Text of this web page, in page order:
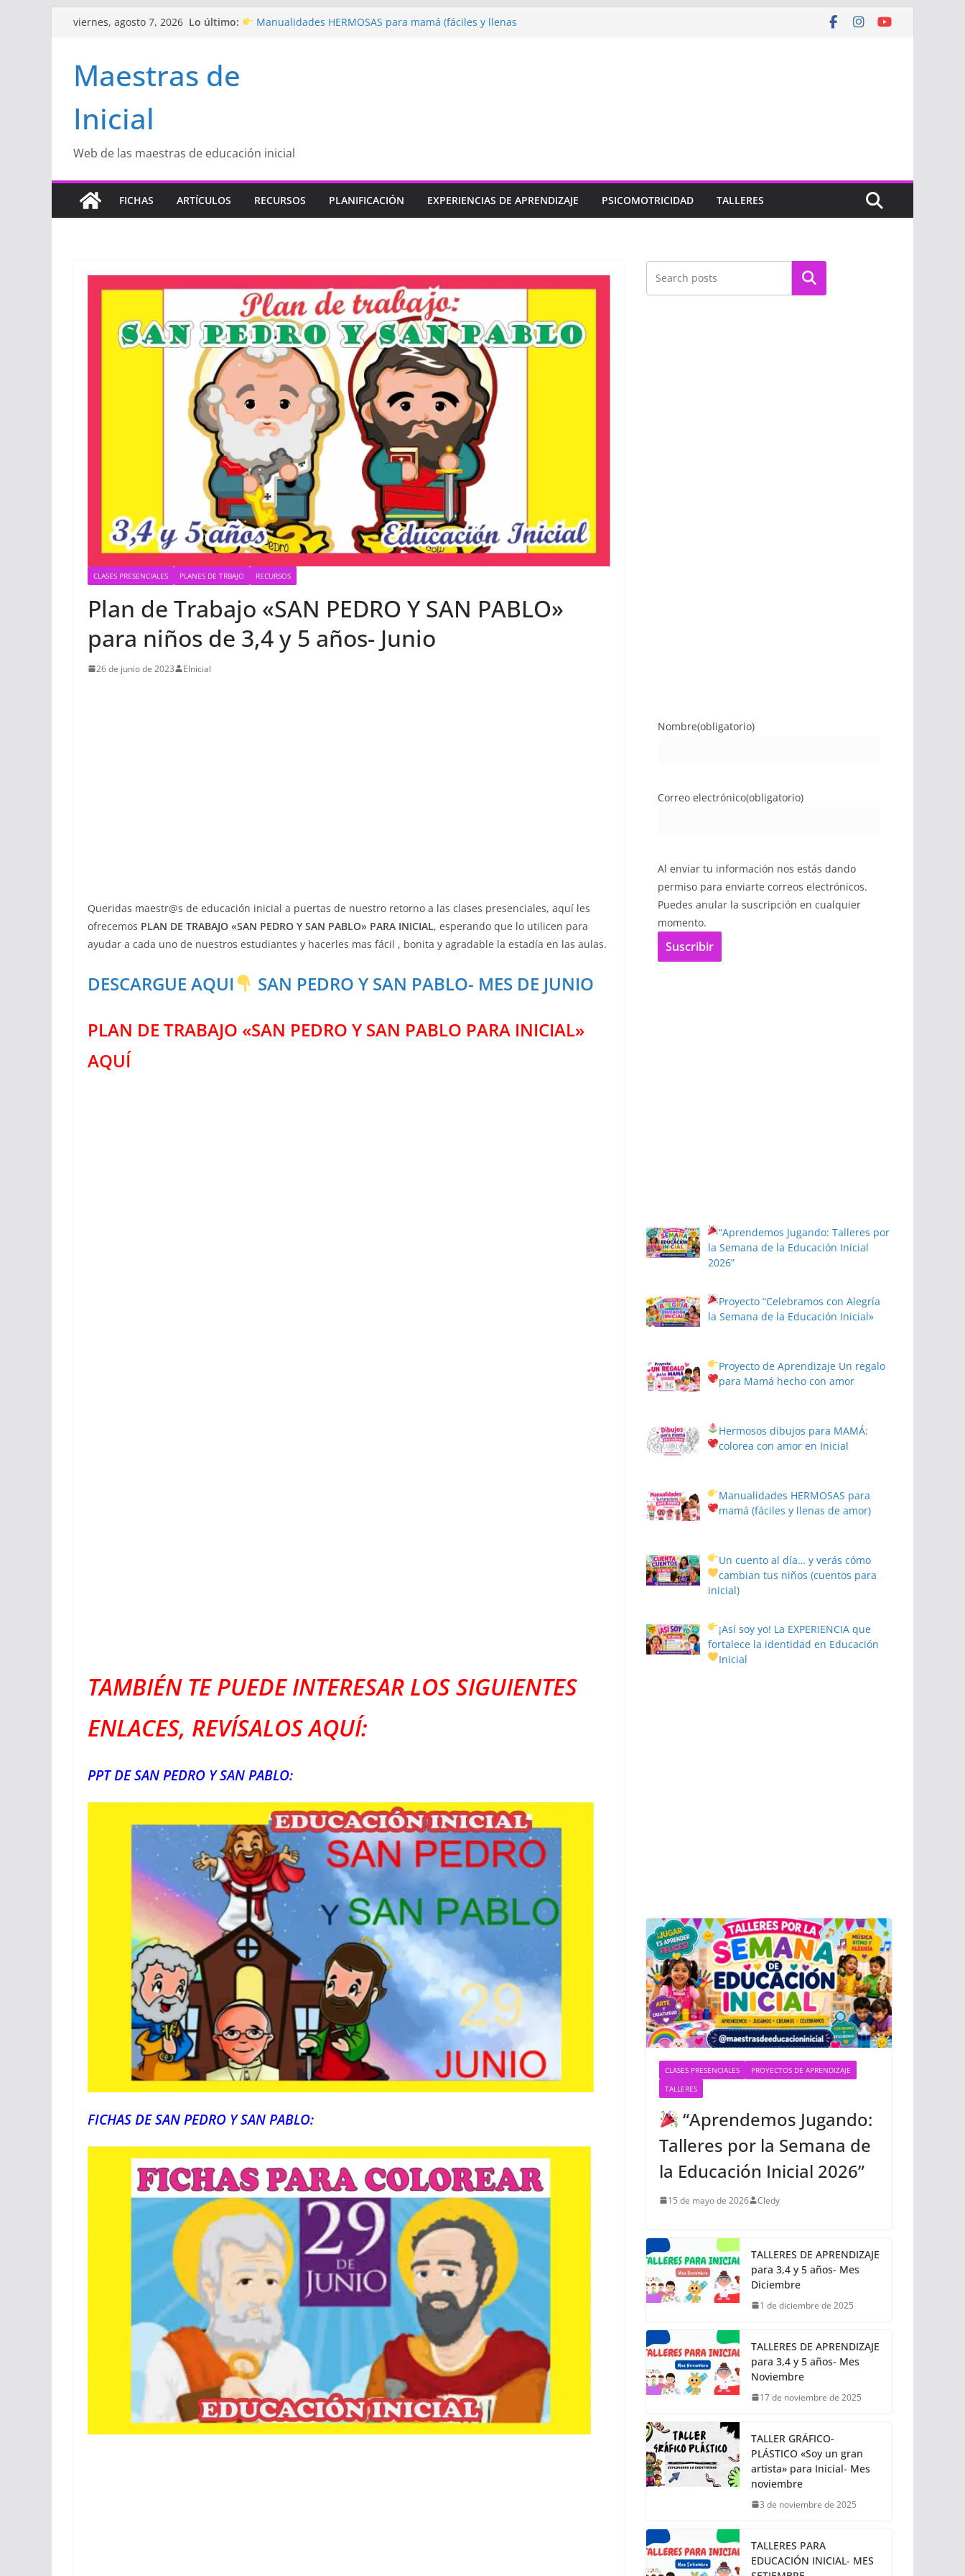
Saltarviernes, agosto 7, 2026 Lo último:
Manualidades HERMOSAS para mamá (fáciles y llenas
Inicial
Maestras de
Inicial
Web de las maestras de educación inicial
FICHAS ARTÍCULOS RECURSOS PLANIFICACIÓN EXPERIENCIAS DE APRENDIZAJE PSICOMOTRICIDAD TALLERES
CLASES PRESENCIALES PLANES DE TRBAJO RECURSOS
Plan de Trabajo «SAN PEDRO Y SAN PABLO»
para niños de 3,4 y 5 años- Junio
26 de junio de 2023 EInicial
Queridas maestr@s de educación inicial a puertas de nuestro retorno a las clases presenciales, aquí les
ofrecemos PLAN DE TRABAJO «SAN PEDRO Y SAN PABLO» PARA INICIAL, esperando que lo utilicen para
ayudar a cada uno de nuestros estudiantes y hacerles mas fácil , bonita y agradable la estadía en las aulas.
DESCARGUE AQUI
SAN PEDRO Y SAN PABLO- MES DE JUNIO
PLAN DE TRABAJO «SAN PEDRO Y SAN PABLO PARA INICIAL»
AQUÍ
TAMBIÉN TE PUEDE INTERESAR LOS SIGUIENTES
ENLACES, REVÍSALOS AQUÍ:
PPT DE SAN PEDRO Y SAN PABLO:
FICHAS DE SAN PEDRO Y SAN PABLO:
Buscar
Nombre(obligatorio)
Correo electrónico(obligatorio)
Al enviar tu información nos estás dando
permiso para enviarte correos electrónicos.
Puedes anular la suscripción en cualquier
momento.
Suscribir
“Aprendemos Jugando: Talleres por
la Semana de la Educación Inicial
2026”
Proyecto“Celebramos con Alegría
la Semana de la Educación Inicial»
Proyecto de Aprendizaje Un regalo
para Mamá hecho con amor
Hermosos dibujos para MAMÁ:
colorea con amor en Inicial
Manualidades HERMOSAS para
mamá (fáciles y llenas de amor)
Un cuento al día… y verás cómo
cambian tus niños(cuentos para
inicial)
¡Así soy yo! La EXPERIENCIA que
fortalece la identidad en Educación
Inicial
CLASES PRESENCIALES
PROYECTOS DE APRENDIZAJE
TALLERES
“Aprendemos Jugando:
Talleres por la Semana de
la Educación Inicial 2026”
15 de mayo de 2026 Cledy
TALLERES DE APRENDIZAJE
para 3,4 y 5 años- Mes
Diciembre
1 de diciembre de 2025
TALLERES DE APRENDIZAJE
para 3,4 y 5 años- Mes
Noviembre
17 de noviembre de 2025
TALLER GRÁFICO-
PLÁSTICO «Soy un gran
artista» para Inicial- Mes
noviembre
3 de noviembre de 2025
TALLERES PARA
EDUCACIÓN INICIAL- MES